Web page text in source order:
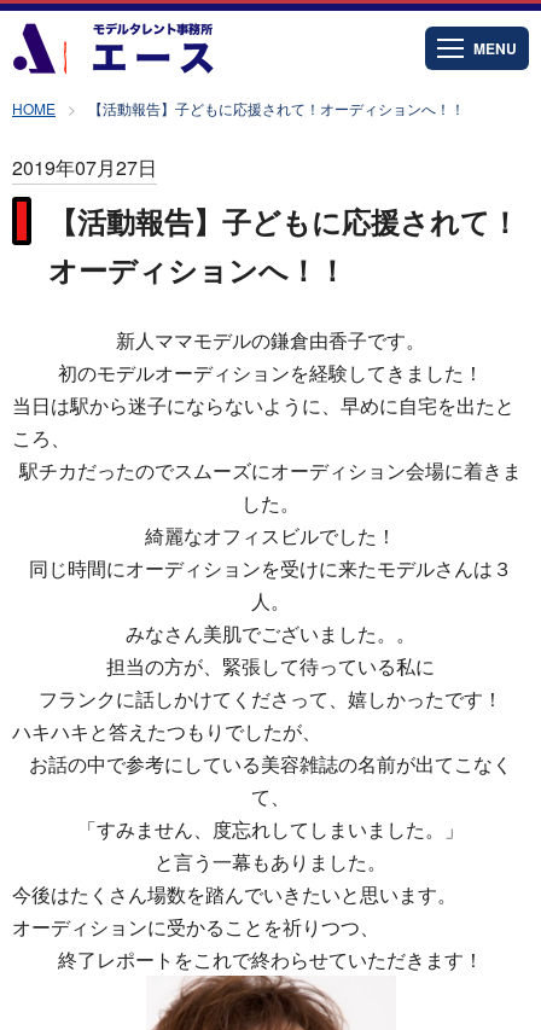
MENU
HOME 【活動報告】子どもに応援されて！オーディションへ！！
2019年07月27日
【活動報告】子どもに応援されて！
オーディションへ！！
新人ママモデルの鎌倉由香子です。
初のモデルオーディションを経験してきました！
当日は駅から迷子にならないように、早めに自宅を出たと
ころ、
駅チカだったのでスムーズにオーディション会場に着きま
した。
綺麗なオフィスビルでした！
同じ時間にオーディションを受けに来たモデルさんは３
人。
みなさん美肌でございました。。
担当の方が、緊張して待っている私に
フランクに話しかけてくださって、嬉しかったです！
ハキハキと答えたつもりでしたが、
お話の中で参考にしている美容雑誌の名前が出てこなく
て、
「すみません、度忘れしてしまいました。」
と言う一幕もありました。
今後はたくさん場数を踏んでいきたいと思います。
オーディションに受かることを祈りつつ、
終了レポートをこれで終わらせていただきます！